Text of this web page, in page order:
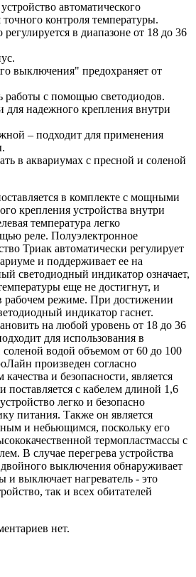
автоматического
контроля температуры.
регулируется в диапазоне от 18 до 36
выключения" предохраняет от
работы с помощью светодиодов.
надежного крепления внутри
– подходит для применения
в аквариумах с пресной и соленой
в комплекте с мощными
крепления устройства внутри
температура легко
реле. Полуэлектронное
Триак автоматически регулирует
и поддерживает ее на
светодиодный индикатор означает,
еще не достигнут, и
рабочем режиме. При достижении
индикатор гаснет.
на любой уровень от 18 до 36
для использования в
водой объемом от 60 до 100
произведен согласно
и безопасности, является
с кабелем длиной 1,6
легко и безопасно
питания. Также он является
и небьющимся, поскольку его
термопластмассы с
В случае перегрева устройства
выключения обнаруживает
выключает нагреватель - это
так и всех обитателей
нет.